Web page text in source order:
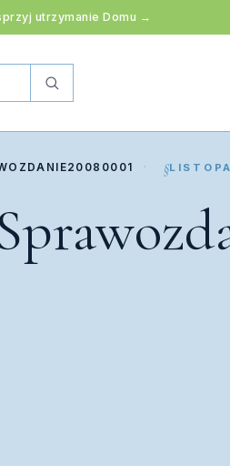
utrzymanie Domu →